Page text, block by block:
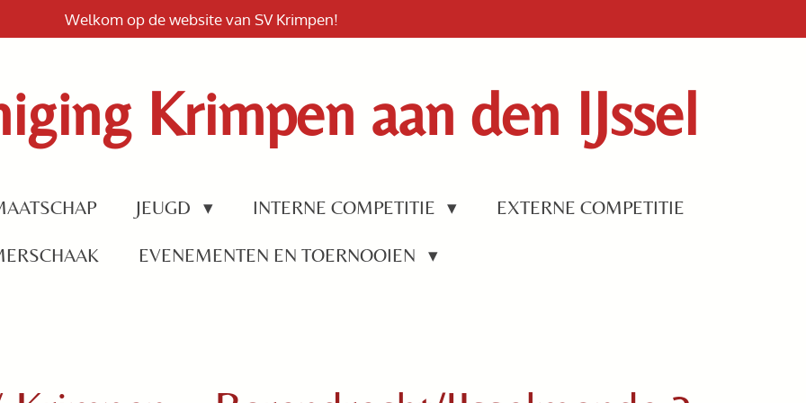
Welkom op de website van SV Krimpen!
Krimpen aan den IJssel
JEUGD INTERNE COMPETITIE EXTERNE COMPETITIE
EVENEMENTEN EN TOERNOOIEN